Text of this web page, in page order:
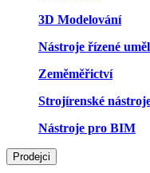
3D Modelování
Nástroje řízené
Zeměměřictví
Strojírenské
Nástroje pro BIM
Prodejci